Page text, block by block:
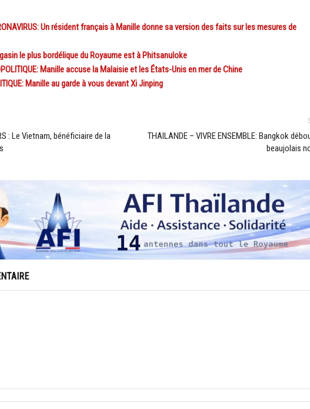
Un résident français à Manille donne sa version des faits sur les mesures de
le plus bordélique du Royaume est à Phitsanuloke
Manille accuse la Malaisie et les États-Unis en mer de Chine
Manille au garde à vous devant Xi Jinping
: Le Vietnam, bénéficiaire de la
THAILANDE – VIVRE ENSEMBLE: Bangkok
beaujolais